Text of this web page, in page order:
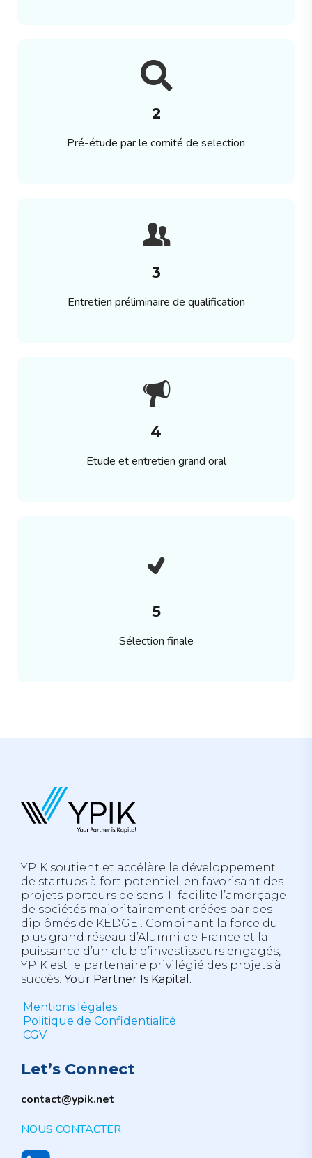
2
Pré-étude par le comité de selection
3
Entretien préliminaire de qualification
4
Etude et entretien grand oral
5
Sélection finale
YPIK soutient et accélère le développement
de startups à fort potentiel, en favorisant des
projets porteurs de sens. Il facilite l’amorçage
de sociétés majoritairement créées par des
diplômés de KEDGE . Combinant la force du
plus grand réseau d’Alumni de France et la
puissance d’un club d’investisseurs engagés,
YPIK est le partenaire privilégié des projets à
succès. Your Partner Is Kapital.
Mentions légales
Politique de Confidentialité
CGV
Let’s Connect
contact@ypik.net
NOUS CONTACTER